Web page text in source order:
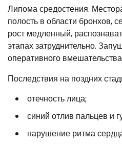
Липома средостения.
полость в области бронхов,
рост медленный,
этапах затруднительно.
оперативного
Последствия на поздних
отечность лица;
синий отлив пальцев и
нарушение ритма